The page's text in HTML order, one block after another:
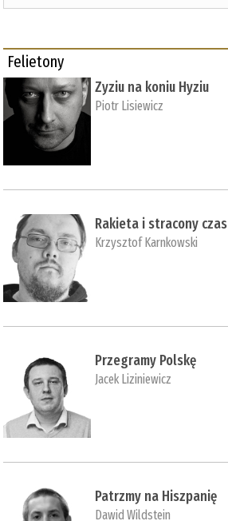
Felietony
Zyziu na koniu Hyziu
Piotr Lisiewicz
Rakieta i stracony czas
Krzysztof Karnkowski
Przegramy Polskę
Jacek Liziniewicz
Patrzmy na Hiszpanię
Dawid Wildstein